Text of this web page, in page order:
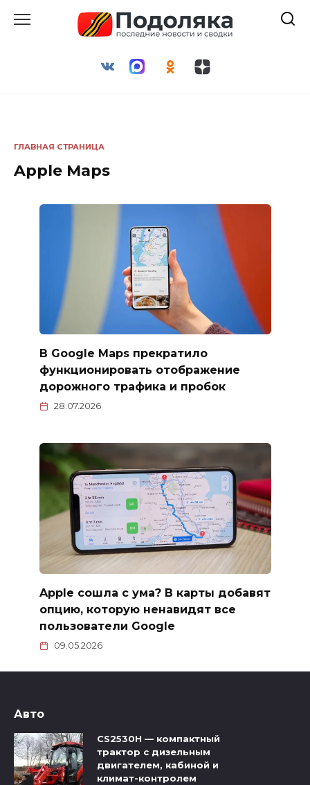
ГЛАВНАЯ СТРАНИЦА
Apple Maps
В Google Maps прекратило
функционировать отображение
дорожного трафика и пробок
28.07.2026
Apple сошла с ума? В карты добавят
опцию, которую ненавидят все
пользователи Google
09.05.2026
Авто
CS2530H — компактный
трактор с дизельным
двигателем, кабиной и
климат-контролем